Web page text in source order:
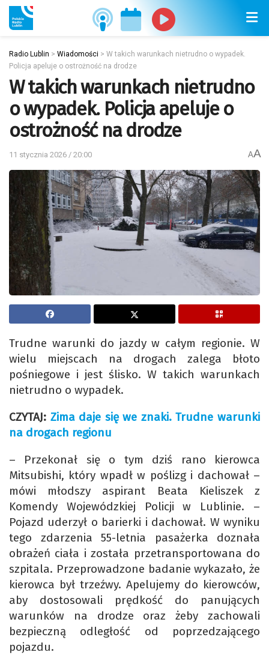
Radio Lublin > Wiadomości > W takich warunkach nietrudno o wypadek.
Policja apeluje o ostrożność na drodze
W takich warunkach nietrudno
o wypadek. Policja apeluje o
ostrożność na drodze
11 stycznia 2026 / 20:00 AA
Trudne warunki do jazdy w całym regionie. W
wielu miejscach na drogach zalega błoto
pośniegowe i jest ślisko. W takich warunkach
nietrudno o wypadek.
CZYTAJ: Zima daje się we znaki. Trudne warunki
na drogach regionu
– Przekonał się o tym dziś rano kierowca
Mitsubishi, który wpadł w poślizg i dachował –
mówi młodszy aspirant Beata Kieliszek z
Komendy Wojewódzkiej Policji w Lublinie. –
Pojazd uderzył o barierki i dachował. W wyniku
tego zdarzenia 55-letnia pasażerka doznała
obrażeń ciała i została przetransportowana do
szpitala. Przeprowadzone badanie wykazało, że
kierowca był trzeźwy. Apelujemy do kierowców,
aby dostosowali prędkość do panujących
warunków na drodze oraz żeby zachowali
bezpieczną odległość od poprzedzającego
pojazdu.